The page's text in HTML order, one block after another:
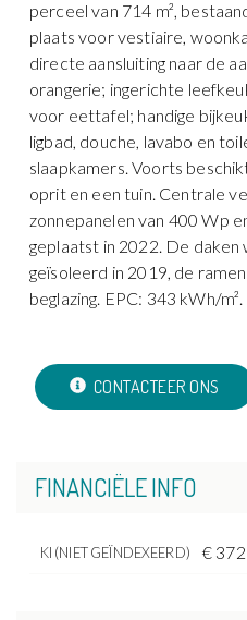
perceel van 714 m²,
plaats voor vestiaire,
directe aansluiting naar de
orangerie; ingerichte
voor eettafel; handige
ligbad, douche, lavabo en
slaapkamers. Voorts
oprit en een tuin. Centrale
zonnepanelen van 400 Wp
geplaatst in 2022. De
geïsoleerd in 2019, de
beglazing. EPC: 343 kWh/
CONTACTEER ONS
FINANCIËLE INFO
KI (NIET GEÏNDEXEERD) € 372